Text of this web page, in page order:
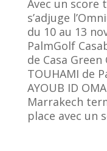
Avec un score
s’adjuge
du 10 au 13
PalmGolf
de Casa Green
TOUHAMI de
AYOUB ID
Marrakech
place avec un